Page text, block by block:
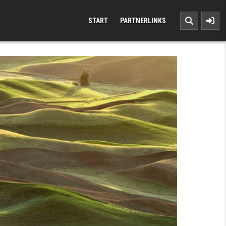
START PARTNERLINKS